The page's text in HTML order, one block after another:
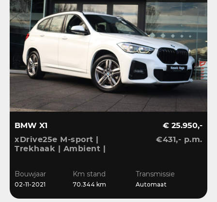
BMW X1
xDrive25e M-sport |
Trekhaak | Ambient |
€ 25.950,-
€431,- p.m.
Bouwjaar
02-11-2021
Km stand
70.344 km
Transmissie
Automaat